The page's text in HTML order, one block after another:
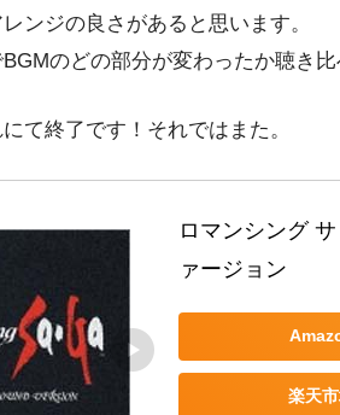
ンジの良さがあると思います。
のどの部分が変わったか聴き比
て終了です！それではまた。
ロマンシング
ァージョン
楽天